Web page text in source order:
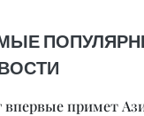
впервые примет